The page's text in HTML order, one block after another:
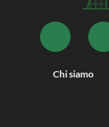
Chi siamo